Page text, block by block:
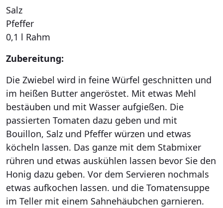
Salz
Pfeffer
0,1 l Rahm
Zubereitung:
Die Zwiebel wird in feine Würfel geschnitten und
im heißen Butter angeröstet. Mit etwas Mehl
bestäuben und mit Wasser aufgießen. Die
passierten Tomaten dazu geben und mit
Bouillon, Salz und Pfeffer würzen und etwas
köcheln lassen. Das ganze mit dem Stabmixer
rühren und etwas auskühlen lassen bevor Sie den
Honig dazu geben. Vor dem Servieren nochmals
etwas aufkochen lassen. und die Tomatensuppe
im Teller mit einem Sahnehäubchen garnieren.